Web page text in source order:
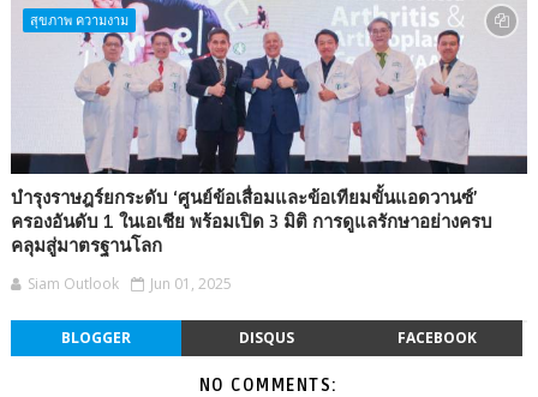
สุขภาพ ความงาม
บำรุงราษฎร์ยกระดับ ‘ศูนย์ข้อเสื่อมและข้อเทียมขั้นแอดวานซ์’
ครองอันดับ 1 ในเอเชีย พร้อมเปิด 3 มิติ การดูแลรักษาอย่างครบ
คลุมสู่มาตรฐานโลก
Siam Outlook Jun 01, 2025
BLOGGER DISQUS FACEBOOK
NO COMMENTS: